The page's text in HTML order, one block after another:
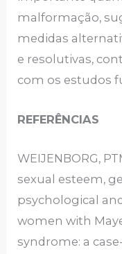
malformação,
medidas
e resolutivas,
com os estudos
REFERÊNCIAS
WEIJENBORG,
sexual esteem,
psychological
women with
syndrome: a